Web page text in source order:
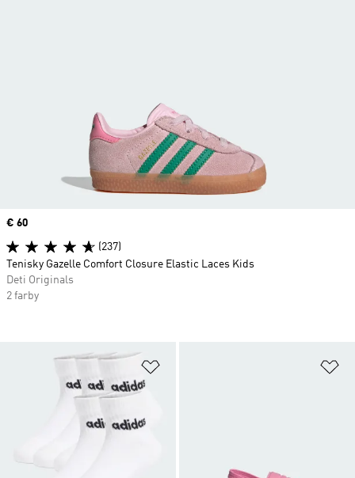
Pridať do zoznamu želaných
Price
€ 60
(237)
Tenisky Gazelle Comfort Closure Elastic Laces Kids
Deti Originals
2 farby